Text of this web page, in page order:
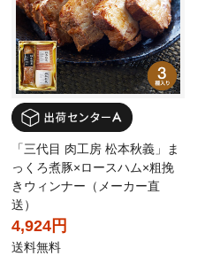
「三代目 肉工房 松本秋義」ま
っくろ煮豚×ロースハム×粗挽
きウィンナー（メーカー直
送）
4,924円
送料無料